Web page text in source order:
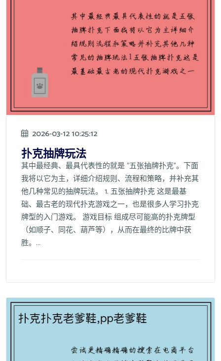
2026-03-12 10:25:12
扑克抽牌玩法
其中最经典、最具代表性的就是 “五张抽牌扑克”。下面
我将以它为主，详细介绍规则、流程和策略，并补充其
他几种常见的抽牌玩法。 1. 五张抽牌扑克 这是最基
础、最古老的现代扑克游戏之一，也是很多人学习扑克
牌型的入门游戏。 游戏目标 组成尽可能高的扑克牌型
（如顺子、同花、葫芦等），从而在最终的比牌中获
胜。...